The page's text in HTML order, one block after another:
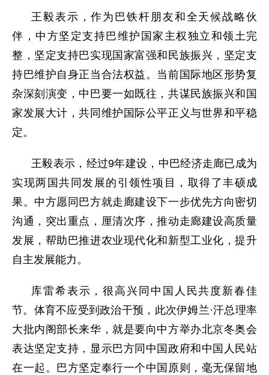
王毅表示，作为巴铁杆朋友和全天候战略伙
伴，中方坚定支持巴维护国家主权独立和领土完
整，坚定支持巴实现国家富强和民族振兴，坚定支
持巴维护自身正当合法权益。当前国际地区形势复
杂深刻演变，中巴要一如既往，共谋民族振兴和国
家发展大计，共同维护国际公平正义与世界和平稳
定。
王毅表示，经过9年建设，中巴经济走廊已成为
实现两国共同发展的引领性项目，取得了丰硕成
果。中方愿同巴方就走廊建设下一步优先方向密切
沟通，突出重点，厘清次序，推动走廊建设高质量
发展，帮助巴推进农业现代化和新型工业化，提升
自主发展能力。
库雷希表示，很高兴同中国人民共度新春佳
节。体育不应受到政治干预，此次伊姆兰·汗总理率
大批内阁部长来华，就是要向中方举办北京冬奥会
表达坚定支持，显示巴方同中国政府和中国人民站
在一起。巴方坚定奉行一个中国原则，毫无保留地